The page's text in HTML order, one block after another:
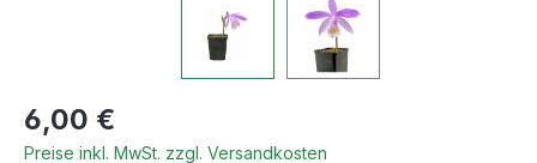
Regulärer Preis:
6,00 €
Preise inkl. MwSt. zzgl. Versandkosten